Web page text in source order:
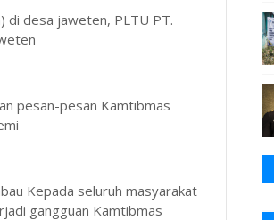
di desa jaweten, PLTU PT.
pesan-pesan Kamtibmas
Kepada seluruh masyarakat
gangguan Kamtibmas